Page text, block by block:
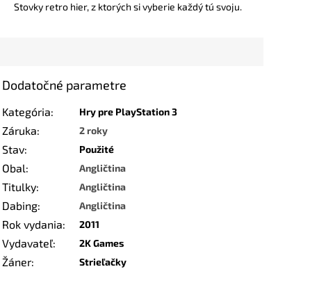
Stovky retro hier, z ktorých si vyberie každý tú svoju.
Dodatočné parametre
Kategória: Hry pre PlayStation 3
Záruka: 2 roky
Stav: Použité
Obal: Angličtina
Titulky: Angličtina
Dabing: Angličtina
Rok vydania: 2011
Vydavateľ: 2K Games
Žáner: Strieľačky